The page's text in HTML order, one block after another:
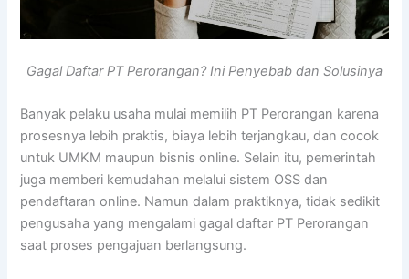
Gagal Daftar PT Perorangan? Ini Penyebab dan Solusinya
Banyak pelaku usaha mulai memilih PT Perorangan karena
prosesnya lebih praktis, biaya lebih terjangkau, dan cocok
untuk UMKM maupun bisnis online. Selain itu, pemerintah
juga memberi kemudahan melalui sistem OSS dan
pendaftaran online. Namun dalam praktiknya, tidak sedikit
pengusaha yang mengalami gagal daftar PT Perorangan
saat proses pengajuan berlangsung.